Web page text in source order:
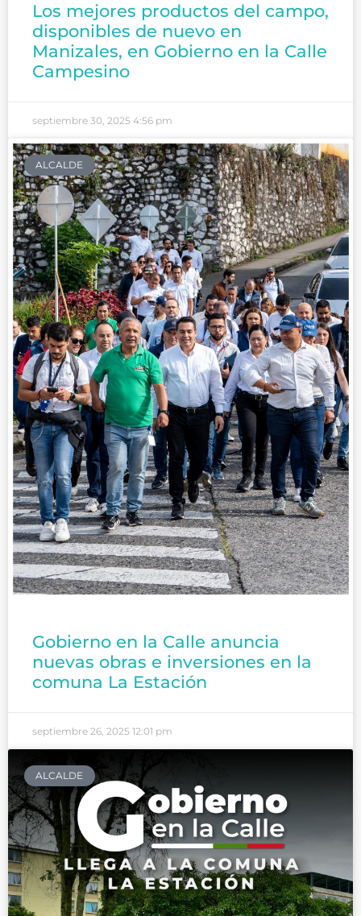
Los mejores productos del campo,
disponibles de nuevo en
Manizales, en Gobierno en la Calle
Campesino
septiembre 30, 2025 4:56 pm
ALCALDE
Gobierno en la Calle anuncia
nuevas obras e inversiones en la
comuna La Estación
septiembre 26, 2025 12:01 pm
ALCALDE